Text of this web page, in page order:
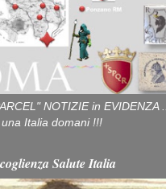
NOTIZIE in EVIDENZA ...
Italia domani !!!
Salute Italia